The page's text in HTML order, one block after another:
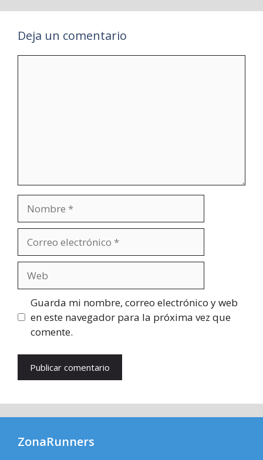
Deja un comentario
electrónico
Guarda mi nombre, correo electrónico y web
en este navegador para la próxima vez que
comente.
ZonaRunners